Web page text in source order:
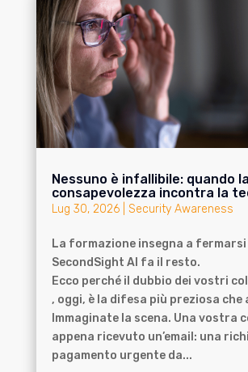
Nessuno è infallibile: quando la
consapevolezza incontra la
Lug 30, 2026| Security Awareness
La formazione insegna a
SecondSight AI fa il resto.
Ecco perché il dubbio dei vostri
, oggi, è la difesa più preziosa che
Immaginate la scena. Una vostra
appena ricevuto un’email: una
pagamento urgente da...